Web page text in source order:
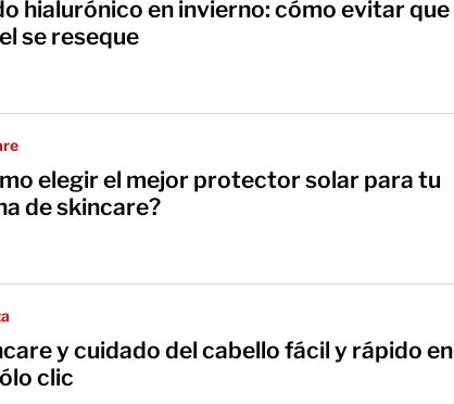
hialurónico en invierno: cómo evitar que
se reseque
elegir el mejor protector solar para tu
de skincare?
y cuidado del cabello fácil y rápido en
clic